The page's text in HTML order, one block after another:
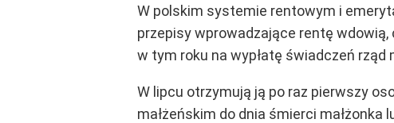
W polskim systemie rentowym i
przepisy wprowadzające rentę
w tym roku na wypłatę świadczeń rząd
W lipcu otrzymują ją po raz pierwszy
małżeńskim do dnia śmierci małżonka